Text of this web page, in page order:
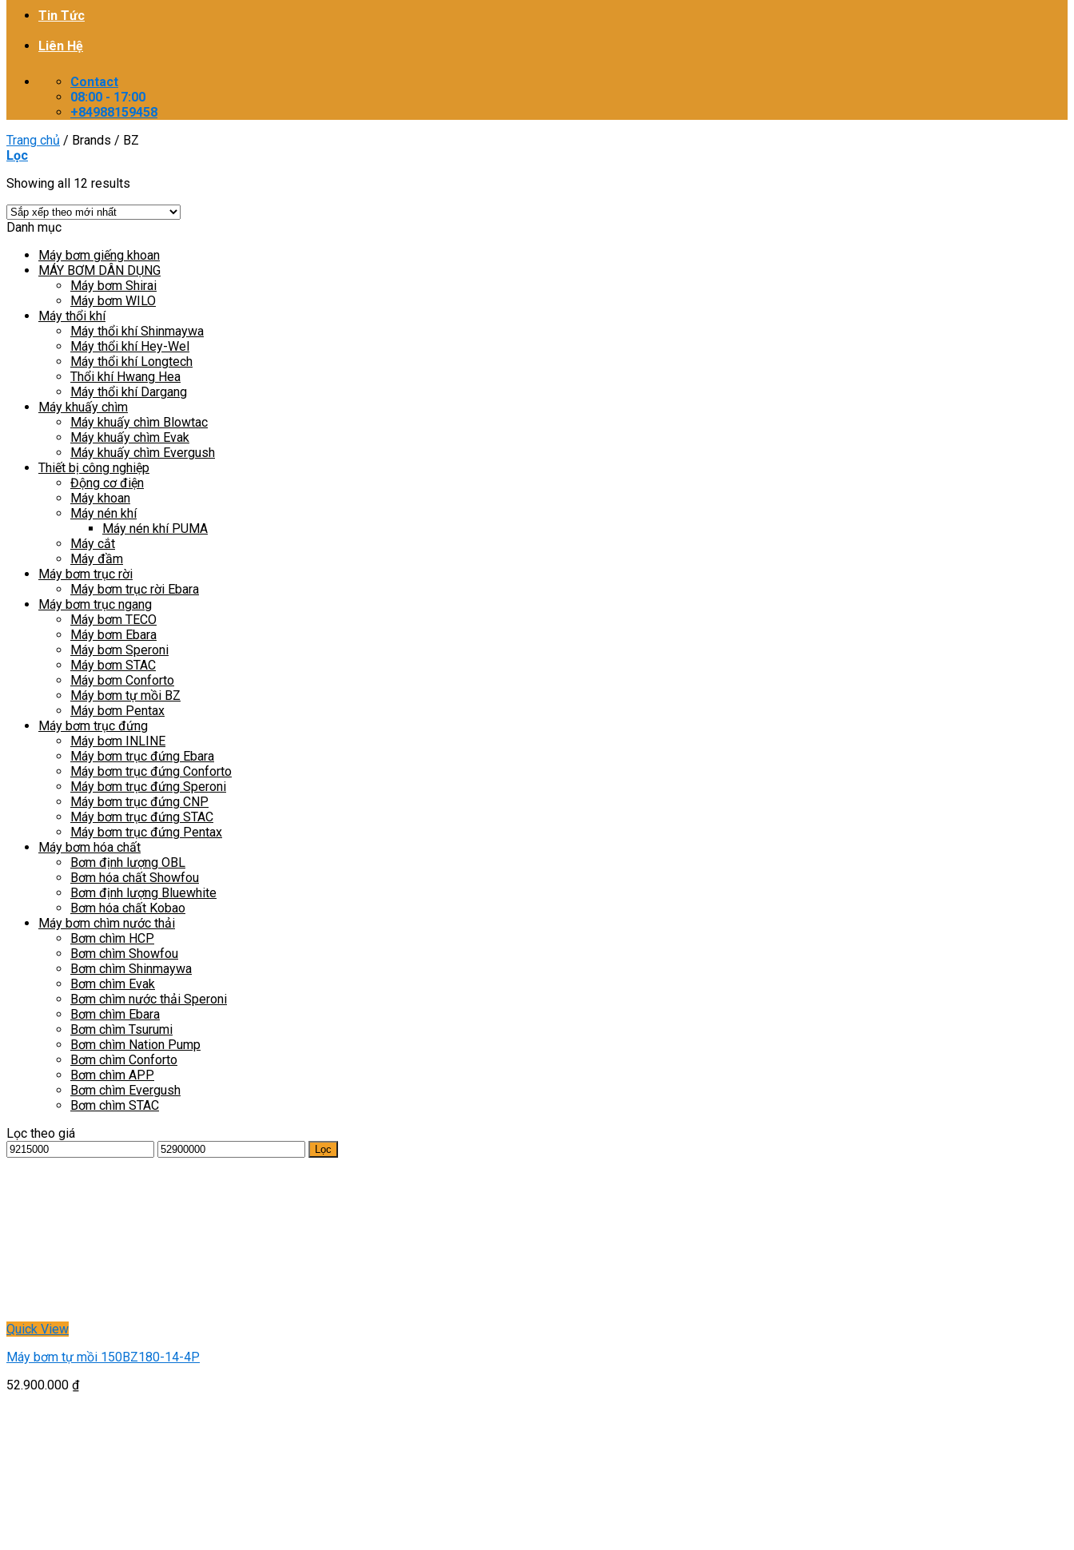
Tin Tức
Liên Hệ
Contact
08:00 - 17:00
+84988159458
Trang chủ / Brands / BZ
Lọc
Showing all 12 results
Danh mục
Máy bơm giếng khoan
MÁY BƠM DÂN DỤNG
Máy bơm Shirai
Máy bơm WILO
Máy thổi khí
Máy thổi khí Shinmaywa
Máy thổi khí Hey-Wel
Máy thổi khí Longtech
Thổi khí Hwang Hea
Máy thổi khí Dargang
Máy khuấy chìm
Máy khuấy chìm Blowtac
Máy khuấy chìm Evak
Máy khuấy chìm Evergush
Thiết bị công nghiệp
Động cơ điện
Máy khoan
Máy nén khí
Máy nén khí PUMA
Máy cắt
Máy đầm
Máy bơm trục rời
Máy bơm trục rời Ebara
Máy bơm trục ngang
Máy bơm TECO
Máy bơm Ebara
Máy bơm Speroni
Máy bơm STAC
Máy bơm Conforto
Máy bơm tự mồi BZ
Máy bơm Pentax
Máy bơm trục đứng
Máy bơm INLINE
Máy bơm trục đứng Ebara
Máy bơm trục đứng Conforto
Máy bơm trục đứng Speroni
Máy bơm trục đứng CNP
Máy bơm trục đứng STAC
Máy bơm trục đứng Pentax
Máy bơm hóa chất
Bơm định lượng OBL
Bơm hóa chất Showfou
Bơm định lượng Bluewhite
Bơm hóa chất Kobao
Máy bơm chìm nước thải
Bơm chìm HCP
Bơm chìm Showfou
Bơm chìm Shinmaywa
Bơm chìm Evak
Bơm chìm nước thải Speroni
Bơm chìm Ebara
Bơm chìm Tsurumi
Bơm chìm Nation Pump
Bơm chìm Conforto
Bơm chìm APP
Bơm chìm Evergush
Bơm chìm STAC
Lọc theo giá
Giá
Giá
Lọc
Quick View
Máy bơm tự mồi 150BZ180-14-4P
52.900.000 ₫